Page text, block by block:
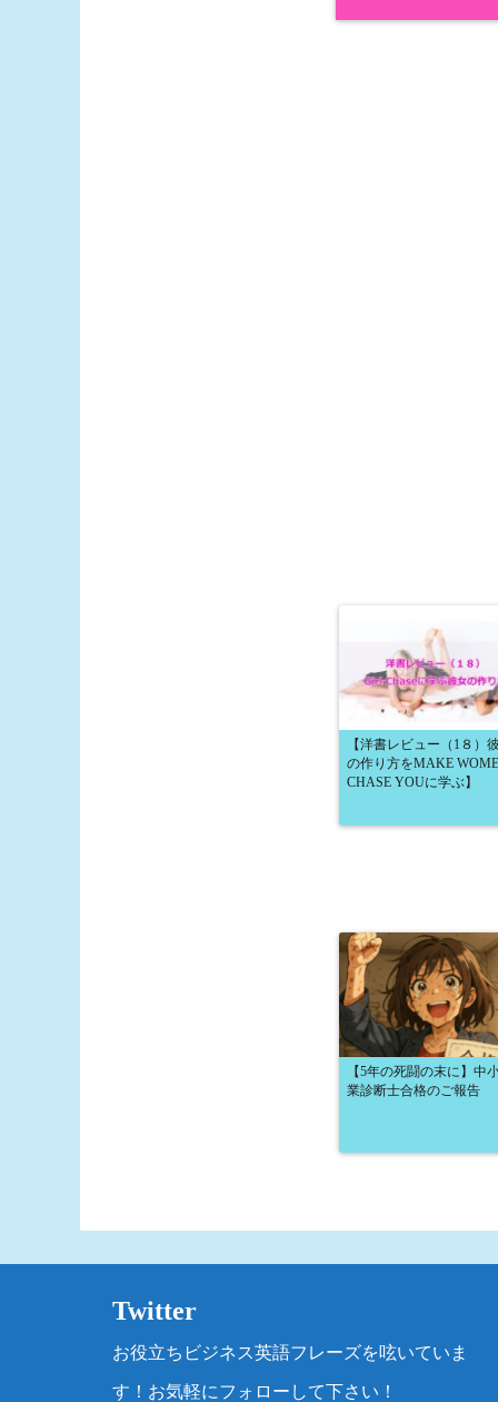
【洋書レビュー（1８）
の作り方をMAKE
CHASE YOUに学ぶ】
【5年の死闘の末に】中
業診断士合格のご報告
Twitter
お役立ちビジネス英語フレーズを呟いていま
す！お気軽にフォローして下さい！